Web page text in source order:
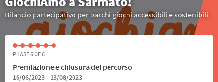
Bilancio partecipativo per parchi giochi accessibili e sostenibili
PHASE 6 OF 6
Premiazione e chiusura del percorso
16/06/2023 - 13/08/2023